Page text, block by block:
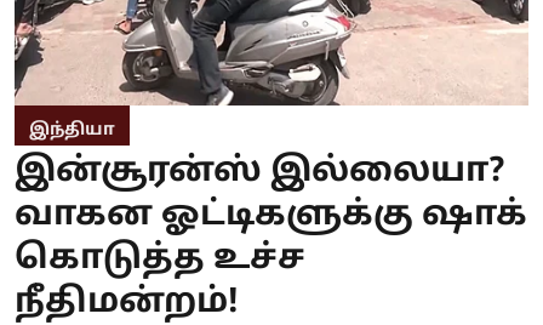
இந்தியா
இன்சூரன்ஸ் இல்லையா?
வாகன ஓட்டிகளுக்கு ஷாக்
கொடுத்த உச்ச
நீதிமன்றம்!